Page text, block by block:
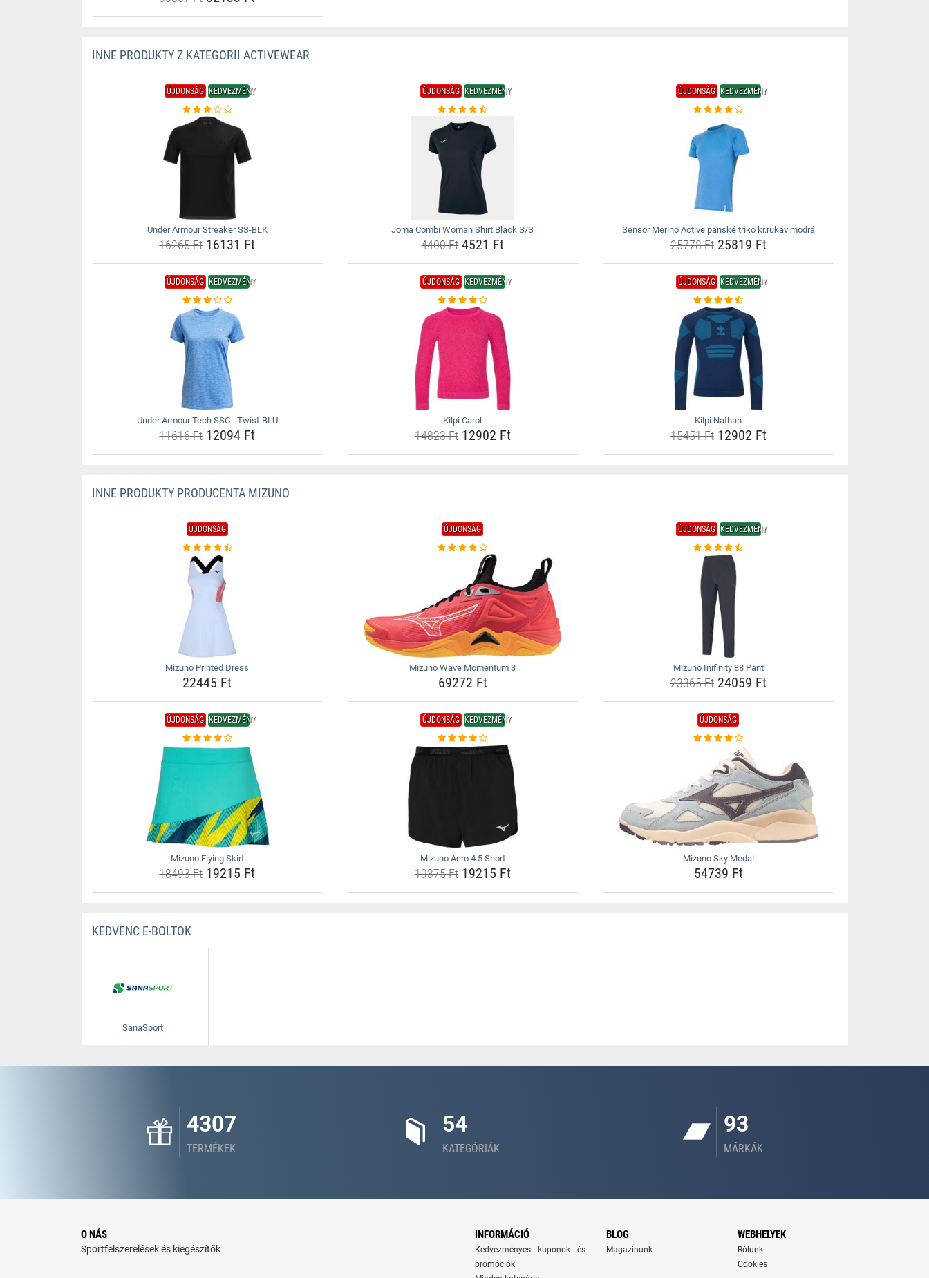
INNE PRODUKTY Z KATEGORII ACTIVEWEAR
ÚJDONSÁG KEDVEZMÉNY
Under Armour Streaker SS-BLK
16265 Ft16131 Ft
ÚJDONSÁG KEDVEZMÉNY
Joma Combi Woman Shirt Black S/S
4400 Ft4521 Ft
ÚJDONSÁG KEDVEZMÉNY
Sensor Merino Active pánské triko kr.rukáv modrá
25778 Ft25819 Ft
ÚJDONSÁG KEDVEZMÉNY
Under Armour Tech SSC - Twist-BLU
11616 Ft12094 Ft
ÚJDONSÁG KEDVEZMÉNY
Kilpi Carol
14823 Ft12902 Ft
ÚJDONSÁG KEDVEZMÉNY
Kilpi Nathan
15451 Ft12902 Ft
INNE PRODUKTY PRODUCENTA MIZUNO
ÚJDONSÁG
Mizuno Printed Dress
22445 Ft
ÚJDONSÁG
Mizuno Wave Momentum 3
69272 Ft
ÚJDONSÁG KEDVEZMÉNY
Mizuno Inifinity 88 Pant
23365 Ft24059 Ft
ÚJDONSÁG KEDVEZMÉNY
Mizuno Flying Skirt
18493 Ft19215 Ft
ÚJDONSÁG KEDVEZMÉNY
Mizuno Aero 4.5 Short
19375 Ft19215 Ft
ÚJDONSÁG
Mizuno Sky Medal
54739 Ft
KEDVENC E-BOLTOK
SanaSport
4307
TERMÉKEK
54
KATEGÓRIÁK
93
MÁRKÁK
O NÁS
Sportfelszerelések és kiegészítők
INFORMÁCIÓ
Kedvezményes kuponok és
promóciók
BLOG
Magazinunk
WEBHELYEK
Rólunk
Cookies